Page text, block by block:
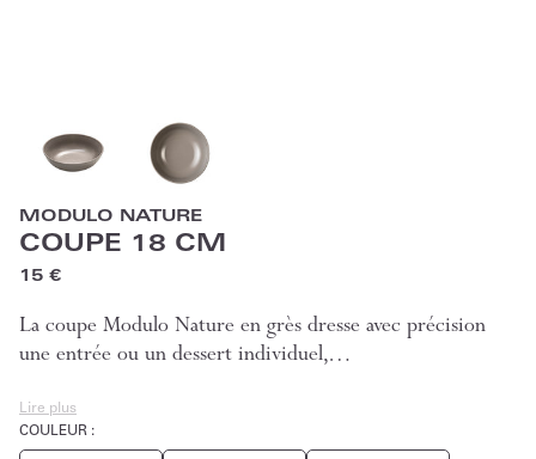
MODULO NATURE
COUPE 18 CM
15 €
La coupe Modulo Nature en grès dresse avec précision
une entrée ou un dessert individuel,…
Lire plus
COULEUR :